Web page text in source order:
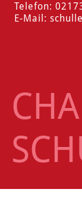
Telefon:
E-Mail: